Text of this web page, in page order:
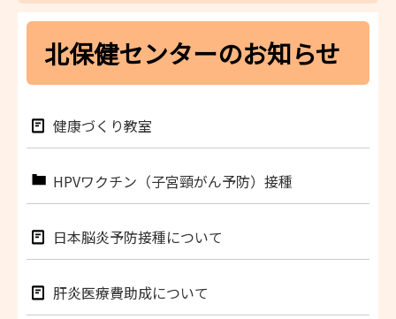
北保健センターのお知らせ
健康づくり教室
HPVワクチン（子宮頸がん予防）接種
日本脳炎予防接種について
肝炎医療費助成について